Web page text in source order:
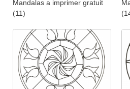
Mandalas a imprimer gratuit
(11)